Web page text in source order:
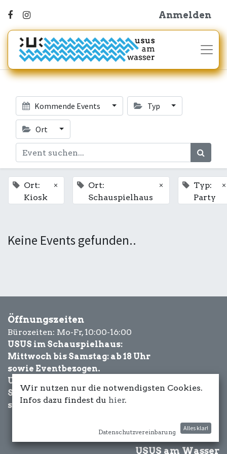
Anmelden
Kommende Events Typ
Ort
Ort:
Kiosk
×
Ort:
Schauspielhaus
×
Typ:
Party
×
Keine Events gefunden..
Öffnungszeiten
Bürozeiten: Mo-Fr, 10:00-16:00
USUS im Schauspielhaus:
Mittwoch bis Samstag: ab 18 Uhr
sowie Eventbezogen.
USUS am Wasser:
Schönwetter-
sowie Eventbezogen.
USUS am Wasser
Wir nutzen nur die notwendigsten Cookies.
Infos dazu findest du hier.
Datenschutzvereinbarung
Alles klar!